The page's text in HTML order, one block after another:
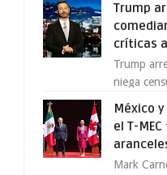
Trump
críticas a
Trump
niega
programa
México
el T-
Mark